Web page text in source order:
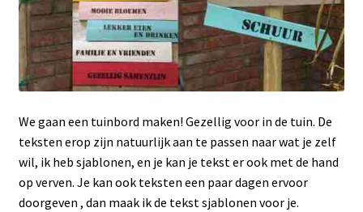
We gaan een tuinbord maken! Gezellig voor in de tuin. De
teksten erop zijn natuurlijk aan te passen naar wat je zelf
wil, ik heb sjablonen, en je kan je tekst er ook met de hand
op verven. Je kan ook teksten een paar dagen ervoor
doorgeven , dan maak ik de tekst sjablonen voor je.